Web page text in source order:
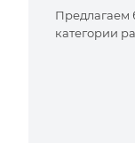
Предлагаем
категории